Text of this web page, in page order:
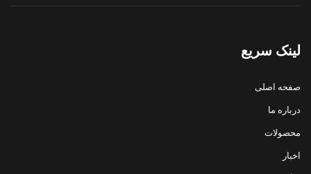
لینک سریع
صفحه اصلی
درباره ما
محصولات
اخبار